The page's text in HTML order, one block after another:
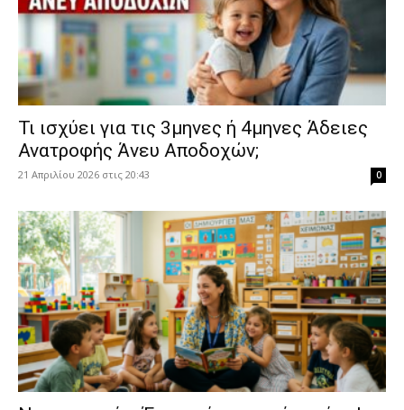
​Τι ισχύει για τις 3μηνες ή 4μηνες Άδειες
Ανατροφής Άνευ Αποδοχών;
21 Απριλίου 2026 στις 20:43 0